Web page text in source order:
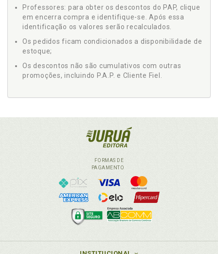
Professores: para obter os descontos do PAP, clique
em encerra compra e identifique-se. Após essa
identificação os valores serão recalculados.
Os pedidos ficam condicionados a disponibilidade de
estoque;
Os descontos não são cumulativos com outras
promoções, incluindo P.A.P. e Cliente Fiel.
FORMAS DE
PAGAMENTO